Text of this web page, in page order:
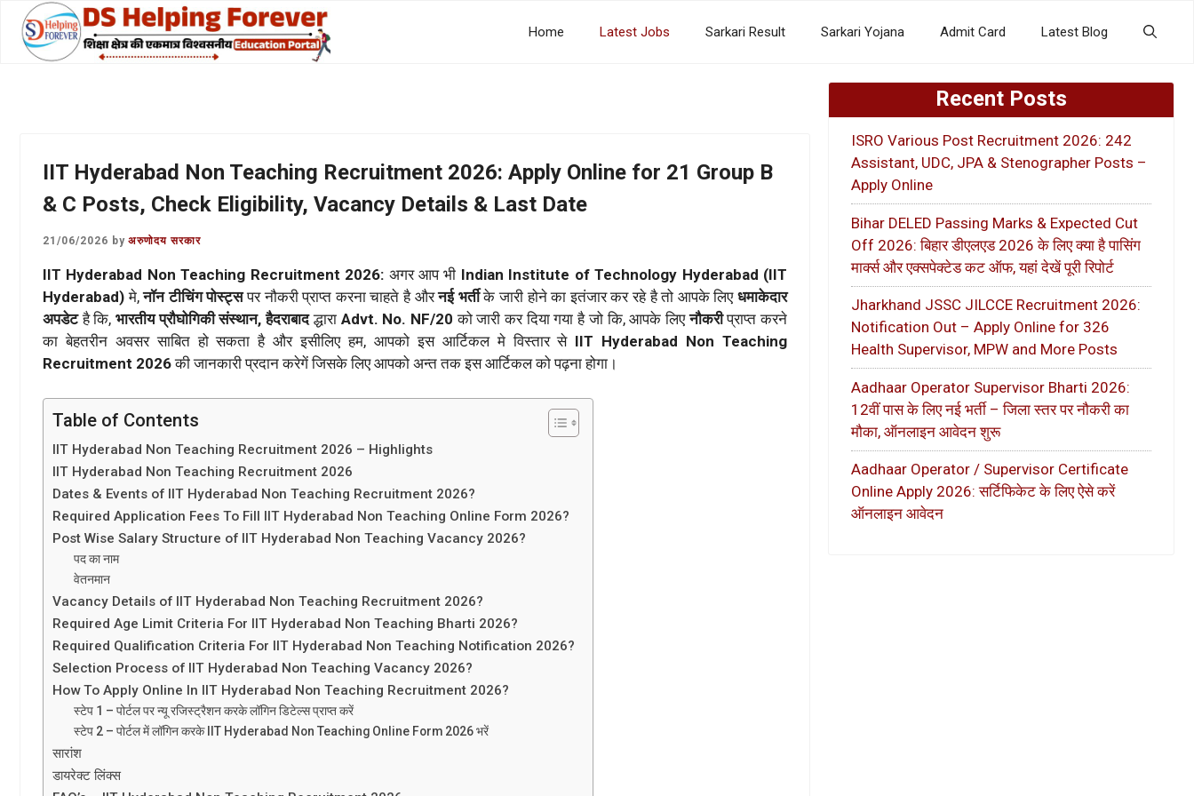
content
Home Latest Jobs Sarkari Result Sarkari Yojana Admit Card Latest Blog
IIT Hyderabad Non Teaching Recruitment 2026: Apply Online for 21 Group B
& C Posts, Check Eligibility, Vacancy Details & Last Date
21/06/2026 byअरुणोदय सरकार
IIT Hyderabad Non Teaching Recruitment 2026: अगर आप भी Indian Institute of Technology Hyderabad (IIT
Hyderabad)मे,नॉन टीचिंग पोस्ट्सपर नौकरी प्राप्त करना चाहते है औरनई भर्तीके जारी होने का इतंजार कर रहे है तो आपके लिएधमाकेदार
अपडेटहै कि,भारतीय प्रौघोगिकी संस्थान, हैदराबादद्धारा Advt. No. NF/20को जारी कर दिया गया है जो कि, आपके लिएनौकरीप्राप्त करने
का बेहतरीन अवसर साबित हो सकता है और इसीलिए हम, आपको इस आर्टिकल मे विस्तार से IIT Hyderabad Non Teaching
Recruitment 2026 की जानकारी प्रदान करेगें जिसके लिए आपको अन्त तक इस आर्टिकल को पढ़ना होगा।
Table of Contents
IIT Hyderabad Non Teaching Recruitment 2026 – Highlights
IIT Hyderabad Non Teaching Recruitment 2026
Dates & Events of IIT Hyderabad Non Teaching Recruitment 2026?
Required Application Fees To Fill IIT Hyderabad Non Teaching Online Form 2026?
Post Wise Salary Structure of IIT Hyderabad Non Teaching Vacancy 2026?
पद का नाम
वेतनमान
Vacancy Details of IIT Hyderabad Non Teaching Recruitment 2026?
Required Age Limit Criteria For IIT Hyderabad Non Teaching Bharti 2026?
Required Qualification Criteria For IIT Hyderabad Non Teaching Notification 2026?
Selection Process of IIT Hyderabad Non Teaching Vacancy 2026?
How To Apply Online In IIT Hyderabad Non Teaching Recruitment 2026?
स्टेप 1 – पोर्टल पर न्यू रजिस्ट्रैशन करके लॉगिन डिटेल्स प्राप्त करें
स्टेप 2 – पोर्टल में लॉगिन करके IIT Hyderabad Non Teaching Online Form 2026 भरें
सारांश
डायरेक्ट लिंक्स
Recent Posts
ISRO Various Post Recruitment 2026: 242
Assistant, UDC, JPA & Stenographer Posts –
Apply Online
Bihar DELED Passing Marks & Expected Cut
Off 2026: बिहार डीएलएड 2026 के लिए क्या है पासिंग
मार्क्स और एक्सपेक्टेड कट ऑफ, यहां देखें पूरी रिपोर्ट
Jharkhand JSSC JILCCE Recruitment 2026:
Notification Out – Apply Online for 326
Health Supervisor, MPW and More Posts
Aadhaar Operator Supervisor Bharti 2026:
12वीं पास के लिए नई भर्ती – जिला स्तर पर नौकरी का
मौका, ऑनलाइन आवेदन शुरू
Aadhaar Operator / Supervisor Certificate
Online Apply 2026: सर्टिफिकेट के लिए ऐसे करें
ऑनलाइन आवेदन